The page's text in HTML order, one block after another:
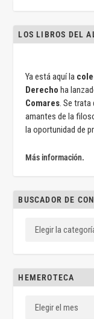
LOS LIBROS DEL
Ya está aquí la
Derecho ha
Comares. Se trata
amantes de la
la oportunidad de
Más información.
BUSCADOR DE
HEMEROTECA